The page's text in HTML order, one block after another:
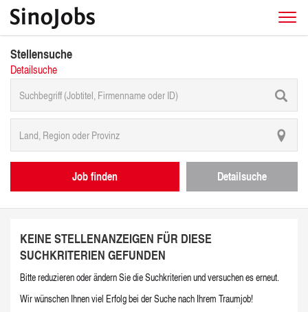
Stellensuche
Detailsuche
Job finden Detailsuche
KEINE STELLENANZEIGEN FÜR DIESE
SUCHKRITERIEN GEFUNDEN
Bitte reduzieren oder ändern Sie die Suchkriterien und versuchen es erneut.
Wir wünschen Ihnen viel Erfolg bei der Suche nach Ihrem Traumjob!